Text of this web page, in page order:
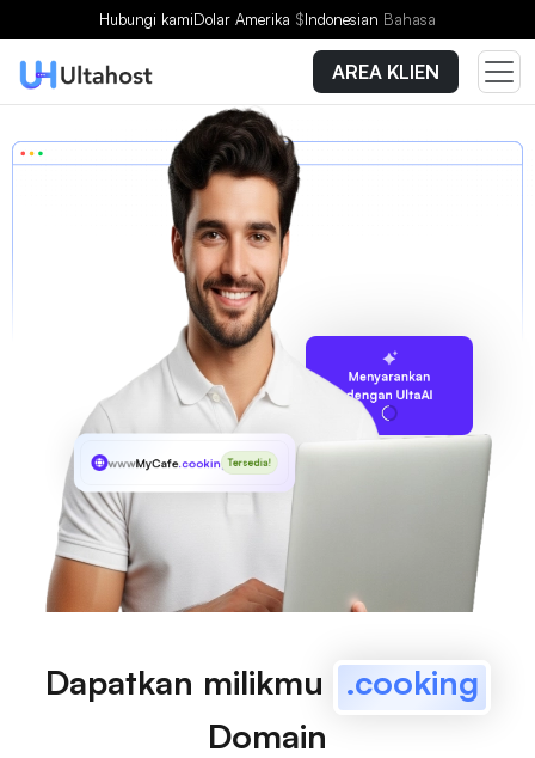
Hubungi kamiDolar Amerika $Indonesian Bahasa
AREA KLIEN
Menyarankan
dengan UltaAI
wwwMyCafe.cookingTersedia!
Dapatkan milikmu
.cooking
Domain